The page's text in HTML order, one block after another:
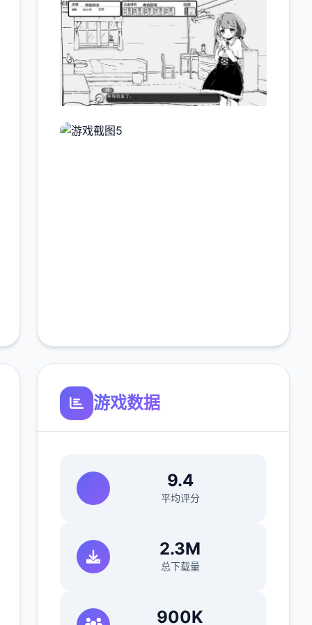
游戏数据
9.4
平均评分
2.3M
总下载量
900K